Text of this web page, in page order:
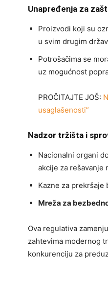
Unapređenja za
Proizvodi koji su
u svim drugim
Potrošačima se
uz mogućnost
PROČITAJTE JOŠ:
usaglašenosti”
Nadzor tržišta i
Nacionalni organi
akcije za rešavanje
Kazne za
Mreža za
Ova regulativa
zahtevima modernog
konkurenciju za